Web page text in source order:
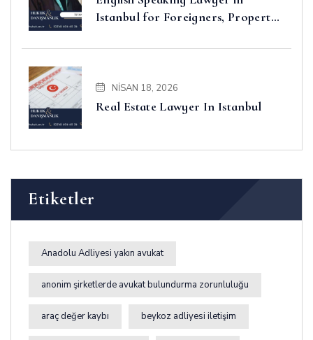
Istanbul for Foreigners, Property,
NISAN 18, 2026
Real Estate Lawyer In Istanbul
Etiketler
Anadolu Adliyesi yakın avukat
anonim şirketlerde avukat bulundurma zorunluluğu
araç değer kaybı beykoz adliyesi iletişim